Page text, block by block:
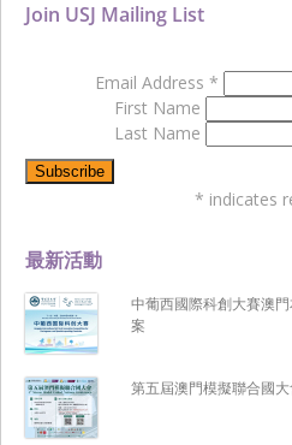
最新活動
中葡西國際科創大賽澳
案
第五屆澳門模擬聯合國大
Join USJ Mailing List
Email Address *
First Name
Last Name
* indicates